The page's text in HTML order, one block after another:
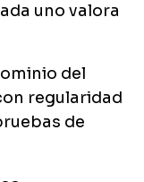
uno valora
del
regularidad
de